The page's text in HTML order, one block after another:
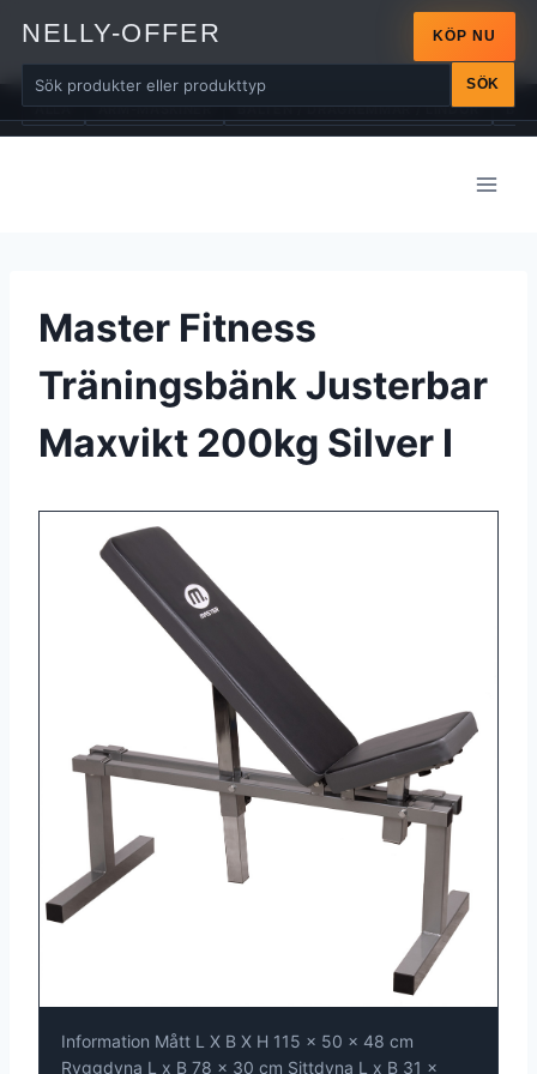
NELLY-OFFER
SÖK
KÖP NU
ALLA ARM-MASKINER BÄLTEN / DRAGREMMAR / LINDOR
Master Fitness
Träningsbänk Justerbar
Maxvikt 200kg Silver I
Information Mått L X B X H 115 x 50 x 48 cm
Ryggdyna L x B 78 x 30 cm Sittdyna L x B 31 x